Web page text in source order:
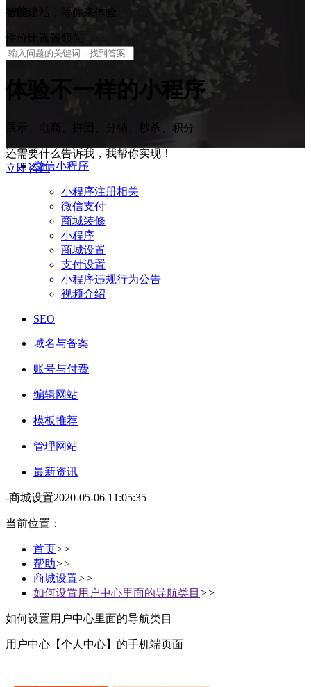
智能 建站，等你来体验
性价比遥遥领先
体验 不一样 的小程序
展示、电商、拼团、分销、秒杀、积分
还需要什么告诉我，我帮你实现！
立即咨询微信小程序
小程序注册相关
微信支付
商城装修
小程序
商城设置
支付设置
小程序违规行为公告
视频介绍
SEO
域名与备案
账号与付费
编辑网站
模板推荐
管理网站
最新资讯
-商城设置2020-05-06 11:05:35
当前位置：
首页>>
帮助>>
商城设置>>
如何设置用户中心里面的导航类目 >>
如何设置用户中心里面的导航类目
用户中心【个人中心】的手机端页面